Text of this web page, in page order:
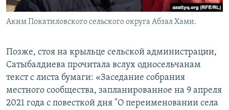
Аким Покатиловского сельского округа Абзал Хами.
Позже, стоя на крыльце сельской администрации,
Сатыбалдиева прочитала вслух односельчанам
текст с листа бумаги: «Заседание собрания
местного сообщества, запланированное на 9 апреля
2021 года с повесткой дня "О переименовании села